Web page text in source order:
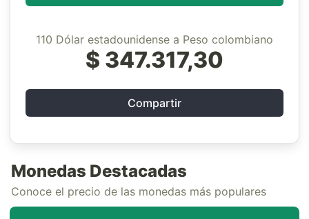
110 Dólar estadounidense a Peso colombiano
$ 347.317,30
Compartir
Monedas Destacadas
Conoce el precio de las monedas más populares